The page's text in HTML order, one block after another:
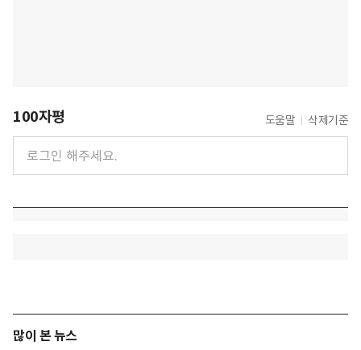
100자평 도움말 삭제기준
많이 본 뉴스